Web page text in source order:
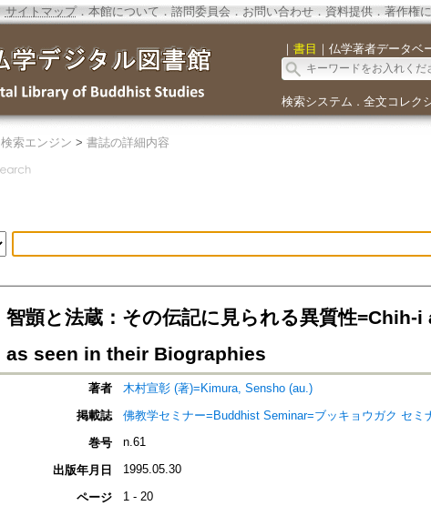
サイトマップ．本館について ． 諮問委員会． お問い合わせ． 資料提供． 著作権
｜ 書目 ｜ 仏学著者データベ
検索システム ． 全文コレク
検索エンジン > 書誌の詳細内容
智顗と法蔵：その伝記に見られる異質性
as seen in their Biographies
著者
木村宣彰 (著)=Kimura, Sensho (au.)
掲載誌
佛教学セミナー=Buddhist Seminar=ブッキョウガク セミ
巻号
n.61
出版年月日 1995.05.30
ページ 1 - 20